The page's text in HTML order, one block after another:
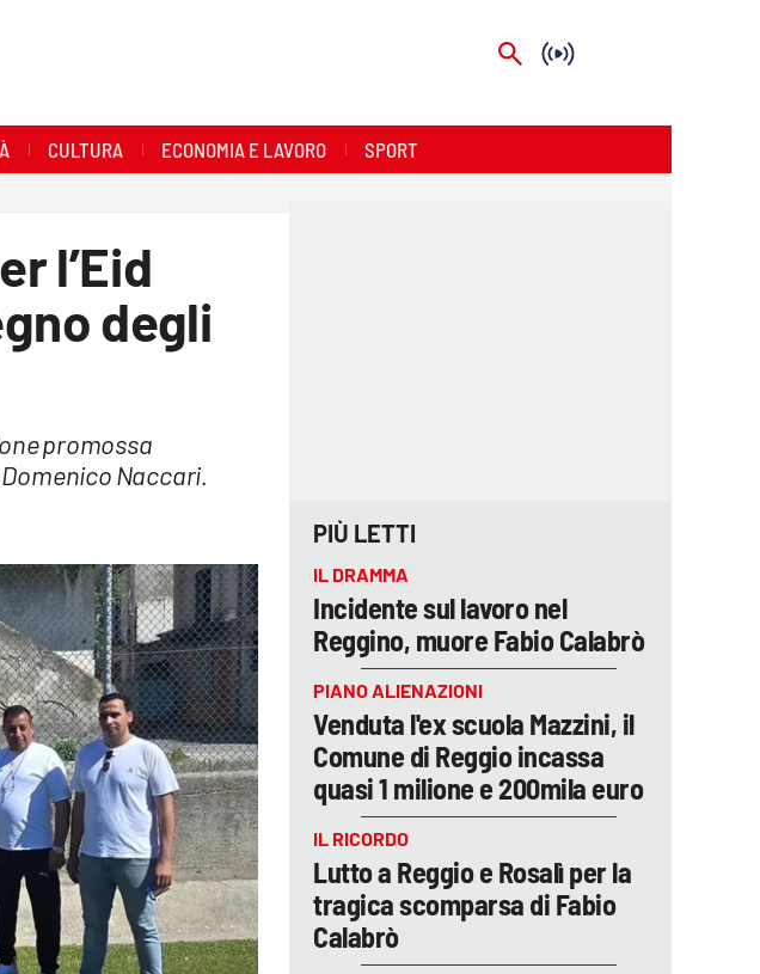
CULTURA ECONOMIA E LAVORO SPORT
l’Eid
degli
promossa
Naccari.
PIÙ LETTI
IL DRAMMA
Incidente sul lavoro nel
Reggino, muore Fabio Calabrò
PIANO ALIENAZIONI
Venduta l'ex scuola Mazzini, il
Comune di Reggio incassa
quasi 1 milione e 200mila euro
IL RICORDO
Lutto a Reggio e Rosalì per la
tragica scomparsa di Fabio
Calabrò